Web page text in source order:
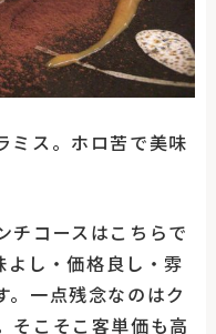
ミス。ホロ苦で美味
チコースはこちらで
し・価格良し・雰
。一点残念なのはク
そこそこ客単価も高